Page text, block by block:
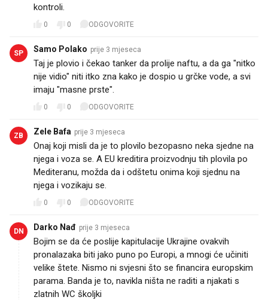
kontroli.
0 0 ODGOVORITE
SP Samo Polako prije 3 mjeseca
Taj je plovio i čekao tanker da prolije naftu, a da ga "nitko
nije vidio" niti itko zna kako je dospio u grčke vode, a svi
imaju "masne prste".
0 0 ODGOVORITE
ZB Zele Bafa prije 3 mjeseca
Onaj koji misli da je to plovilo bezopasno neka sjedne na
njega i voza se. A EU kreditira proizvodnju tih plovila po
Mediteranu, možda da i odštetu onima koji sjednu na
njega i vozikaju se.
0 0 ODGOVORITE
DN Darko Nađ prije 3 mjeseca
Bojim se da će poslije kapitulacije Ukrajine ovakvih
pronalazaka biti jako puno po Europi, a mnogi će učiniti
velike štete. Nismo ni svjesni što se financira europskim
parama. Banda je to, navikla ništa ne raditi a njakati s
zlatnih WC školjki